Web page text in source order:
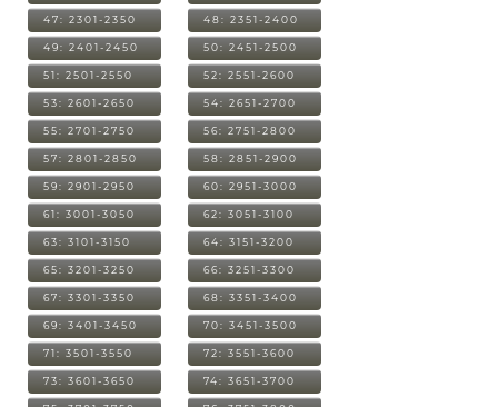
47: 2301-2350 48: 2351-2400
49: 2401-2450 50: 2451-2500
51: 2501-2550 52: 2551-2600
53: 2601-2650 54: 2651-2700
55: 2701-2750 56: 2751-2800
57: 2801-2850 58: 2851-2900
59: 2901-2950 60: 2951-3000
61: 3001-3050 62: 3051-3100
63: 3101-3150 64: 3151-3200
65: 3201-3250 66: 3251-3300
67: 3301-3350 68: 3351-3400
69: 3401-3450 70: 3451-3500
71: 3501-3550 72: 3551-3600
73: 3601-3650 74: 3651-3700